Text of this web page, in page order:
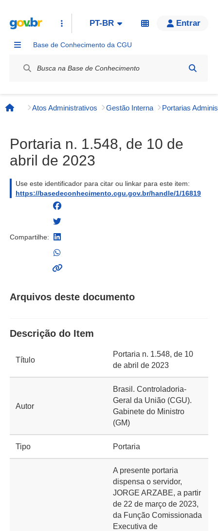
PT-BR Entrar
Base de Conhecimento da CGU
Página inicial
Atos Administrativos Gestão Interna
Portaria n. 1.548, de 10 de
abril de 2023
Use este identificador para citar ou linkar para este item:
https://basedeconhecimento.cgu.gov.br/handle/1/16819
Compartilhe:
Arquivos deste documento
Descrição do Item
Título
Portaria n. 1.548, de 10
de abril de 2023
Autor
Brasil. Controladoria-
Geral da União (CGU).
Gabinete do Ministro
(GM)
Tipo Portaria
A presente portaria
dispensa o servidor,
JORGE ARZABE, a partir
de 22 de março de 2023,
da Função Comissionada
Executiva de